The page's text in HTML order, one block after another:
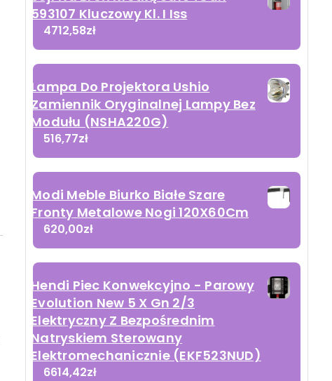
593107 Kluczowy Kl. I Iss
4712,58zł
Lampa Do Projektora Ushio
Zamiennik Oryginalnej Lampy Bez
Modułu (NSHA220G)
516,77zł
Modi Meble Biurko Białe Szare
Fronty Metalowe Nogi 120X60Cm
620,00zł
Hendi Piec Konwekcyjno - Parowy
Evolution New 5 X Gn 2/3
Elektryczny Z Bezpośrednim
Natryskiem Sterowany
Elektromechanicznie (EKF523NUD)
6614,42zł